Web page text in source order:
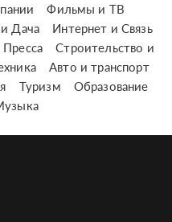
Фильмы и ТВ
Дача
Интернет и Связь
Строительство и
Авто и транспорт
Туризм
Образование